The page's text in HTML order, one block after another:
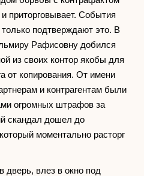
приторговывает. События
подтверждают это. В
Рафисовну добился
из своих контор якобы для
от копирования. От имени
и контрагентам были
огромных штрафов за
скандал дошел до
моментально расторг
дверь, влез в окно под